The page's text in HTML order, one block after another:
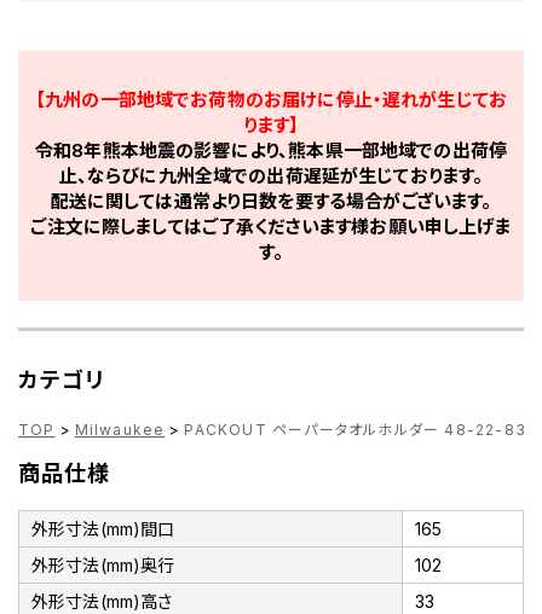
【九州の一部地域でお荷物のお届けに停止・遅れが生じてお
ります】
令和8年熊本地震の影響により、熊本県一部地域での出荷停
止、ならびに九州全域での出荷遅延が生じております。
配送に関しては通常より日数を要する場合がございます。
ご注文に際しましてはご了承くださいます様お願い申し上げま
す。
カテゴリ
TOP > Milwaukee > PACKOUT ペーパータオルホルダー 48-22-
商品仕様
外形寸法(mm)間口
165
外形寸法(mm)奥行
102
外形寸法(mm)高さ
33